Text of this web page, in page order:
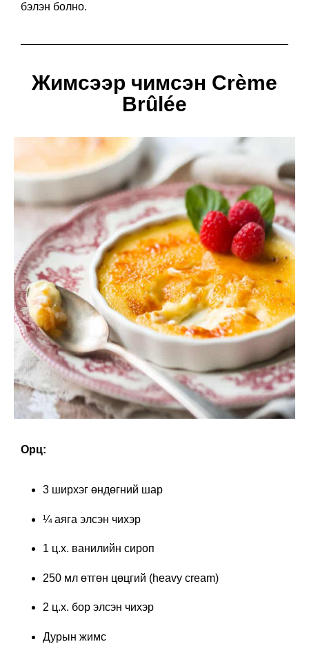
бэлэн болно.
Жимсээр чимсэн Crème
Brûlée
Орц:
3 ширхэг өндөгний шар
¼ аяга элсэн чихэр
1 ц.х. ванилийн сироп
250 мл өтгөн цөцгий (heavy cream)
2 ц.х. бор элсэн чихэр
Дурын жимс